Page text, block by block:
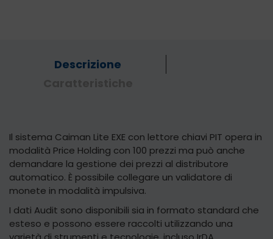
Descrizione
Il sistema Caiman Lite EXE con lettore chiavi PIT opera in
modalità Price Holding con 100 prezzi ma può anche
demandare la gestione dei prezzi al distributore
automatico. È possibile collegare un validatore di
monete in modalità impulsiva.
I dati Audit sono disponibili sia in formato standard che
esteso e possono essere raccolti utilizzando una